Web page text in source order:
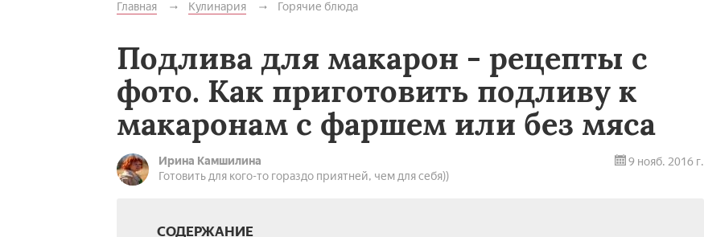
Главная Кулинария Горячие блюда
Подлива для макарон - рецепты с
фото. Как приготовить подливу к
макаронам с фаршем или без мяса
Ирина Камшилина
Готовить для кого-то гораздо приятней, чем для себя))
9 нояб. 2016 г.
СОДЕРЖАНИЕ